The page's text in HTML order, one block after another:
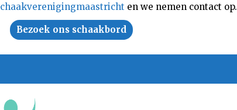
en we nemen contact op.
Bezoek ons schaakbord